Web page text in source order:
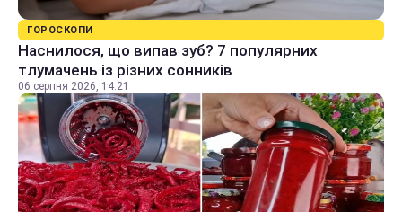
ГОРОСКОПИ
Наснилося, що випав зуб? 7 популярних
тлумачень із різних сонників
06 серпня 2026, 14:21